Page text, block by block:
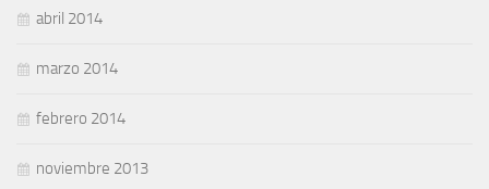
abril 2014
marzo 2014
febrero 2014
noviembre 2013